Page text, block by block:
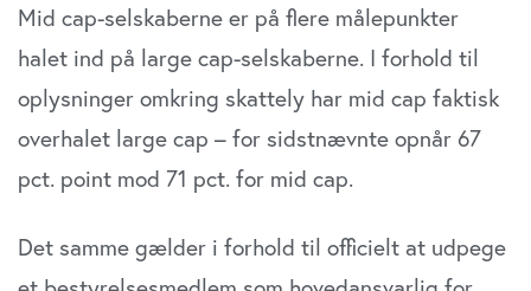
Mid cap-selskaberne er på flere målepunkter
halet ind på large cap-selskaberne. I forhold til
oplysninger omkring skattely har mid cap faktisk
overhalet large cap – for sidstnævnte opnår 67
pct. point mod 71 pct. for mid cap.
Det samme gælder i forhold til officielt at udpege